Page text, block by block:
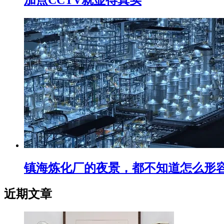
镇海炼化厂的夜景，都不知道怎么形
近期文章